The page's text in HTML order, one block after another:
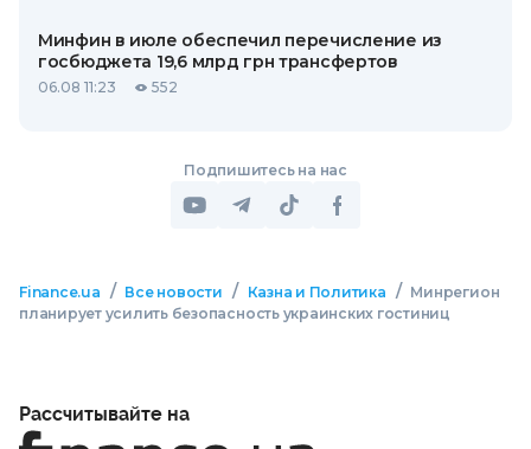
Минфин в июле обеспечил перечисление из
госбюджета 19,6 млрд грн трансфертов
06.08 11:23 552
Подпишитесь на нас
Finance.ua / Все новости / Казна и Политика / Минрегион
планирует усилить безопасность украинских гостиниц
Рассчитывайте на